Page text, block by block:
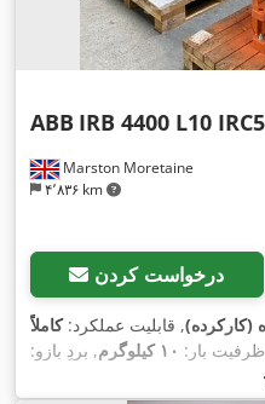
Marston Moretaine
۴٬۸۳۶ km
ABB IRB 4400 L10
درخواست کردن
(کارکرده), قابلیت عملکرد:کاملاً
بار: ۱۰ کیلوگرم
, بردِ بازو: